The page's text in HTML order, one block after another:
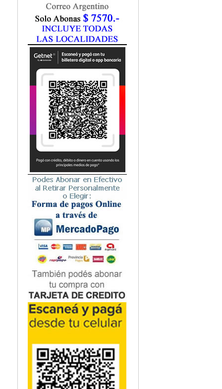
Periodismo
Política
Programación
Psicología
Química
Recursos Humanos
Redes / LAN / WiFi
Sociología